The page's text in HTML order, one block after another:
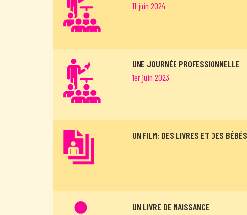
11 juin 2024
UNE JOURNÉE PROFESSIONNELLE
1er juin 2023
UN FILM: DES LIVRES ET DES BÉBÉS
UN LIVRE DE NAISSANCE